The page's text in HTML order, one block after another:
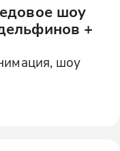
шоу
+
шоу